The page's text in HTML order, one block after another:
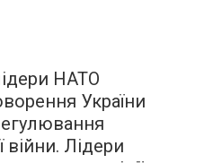
НАТО
України
війни. Лідери